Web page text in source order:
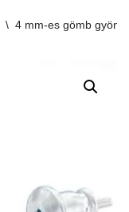
\ 4 mm-es gömb